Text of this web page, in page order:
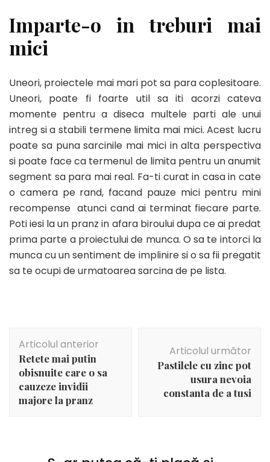
Imparte-o in treburi mai
mici
Uneori, proiectele mai mari pot sa para coplesitoare.
Uneori, poate fi foarte util sa iti acorzi cateva
momente pentru a diseca multele parti ale unui
intreg si a stabili termene limita mai mici. Acest lucru
poate sa puna sarcinile mai mici in alta perspectiva
si poate face ca termenul de limita pentru un anumit
segment sa para mai real. Fa-ti curat in casa in cate
o camera pe rand, facand pauze mici pentru mini
recompense atunci cand ai terminat fiecare parte.
Poti iesi la un pranz in afara biroului dupa ce ai predat
prima parte a proiectului de munca. O sa te intorci la
munca cu un sentiment de implinire si o sa fii pregatit
sa te ocupi de urmatoarea sarcina de pe lista.
în
articole
Articolul anterior
Retete mai putin
obisnuite care o sa
cauzeze invidii
majore la pranz
Articolul următor
Pastilele cu zinc pot
usura nevoia
constanta de a tusi